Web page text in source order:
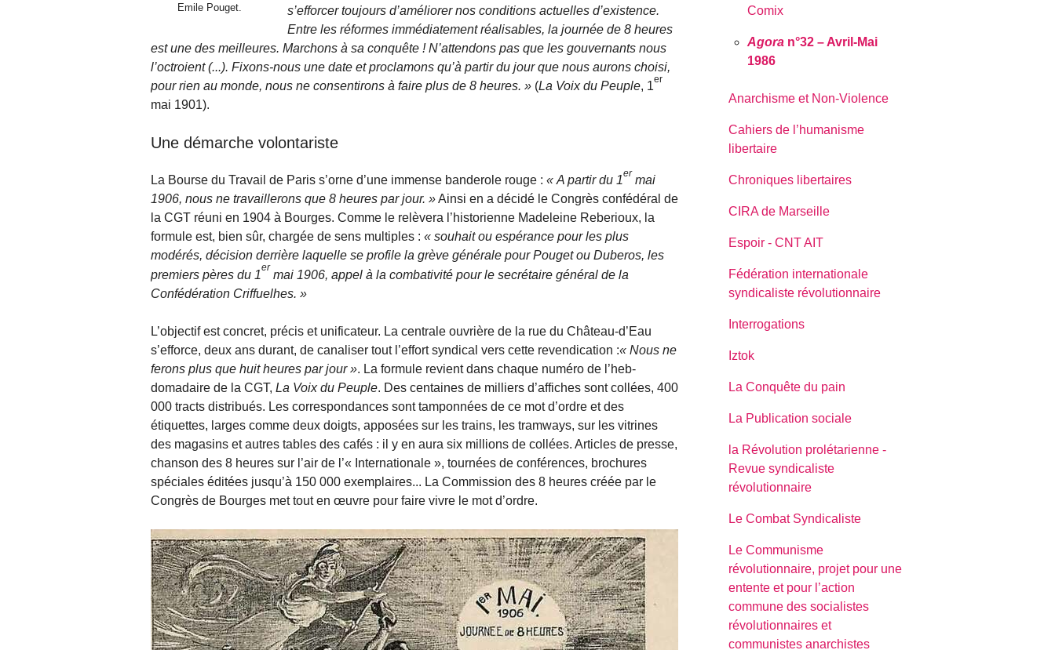
Emile Pouget.
s’efforcer toujours d’améliorer nos conditions actuelles d’existence.
Entre les réfor­mes immédiatement réalisa­bles, la journée de 8 heures
est une des meilleures. Mar­chons à sa conquête ! N’at­tendons pas que les gouver­nants nous
l’octroient (...). Fixons-nous une date et pro­clamons qu’à partir du jour que nous aurons choisi,
pour rien au monde, nous ne con­sentirons à faire plus de 8 heu­res.
(La Voix du Peuple, 1
er
mai 1901).
Une démarche volontariste
La Bourse du Travail de Paris s’orne d’une immense banderole rouge : A partir du 1
er
mai
1906, nous ne travaillerons que 8 heures par jour.
Ainsi en a décidé le Congrès confé­déral de
la CGT réuni en 1904 à Bourges. Comme le relèvera l’historienne Made­leine Reberioux, la
formule est, bien sûr, chargée de sens multiples :
souhait ou espé­rance pour les plus
modérés, décision derrière laquelle se profile la grève générale pour Pouget ou Duberos, les
pre­miers pères du 1
er
mai 1906, appel à la combativité pour le secrétaire général de la
Confédération Criffuelhes.
L’objectif est concret, pré­cis et unificateur. La centrale ouvrière de la rue du Château-d’Eau
s’efforce, deux ans durant, de canaliser tout l’effort syndical vers cette revendication :
Nous ne
ferons plus que huit heures par jour
. La formule revient dans chaque numéro de l’heb­
domadaire de la CGT, La Voix du Peuple. Des cen­taines de milliers d’affiches sont collées, 400
000 tracts distribués. Les correspondan­ces sont tamponnées de ce mot d’ordre et des
étiquettes, larges comme deux doigts, apposées sur les trains, les tramways, sur les vitrines
des magasins et autres tables des cafés : il y en aura six millions de collées. Articles de presse,
chanson des 8 heures sur l’air de l’« Internationale », tour­nées de conférences, bro­chures
spéciales éditées jusqu’à 150 000 exemplai­res... La Commission des 8 heu­res créée par le
Congrès de Bourges met tout en œuvre pour faire vivre le mot d’ordre.
Comix
Agora n°32 – Avril-Mai
1986
Anarchisme et Non-Violence
Cahiers de l’humanisme
libertaire
Chroniques libertaires
CIRA de Marseille
Espoir - CNT AIT
Fédération internationale
syndicaliste révolutionnaire
Interrogations
Iztok
La Conquête du pain
La Publication sociale
la Révolution prolétarienne -
Revue syndicaliste
révolutionnaire
Le Combat Syndicaliste
Le Communisme
révolutionnaire, projet pour une
entente et pour l’action
commune des socialistes
révolutionnaires et
communistes anarchistes